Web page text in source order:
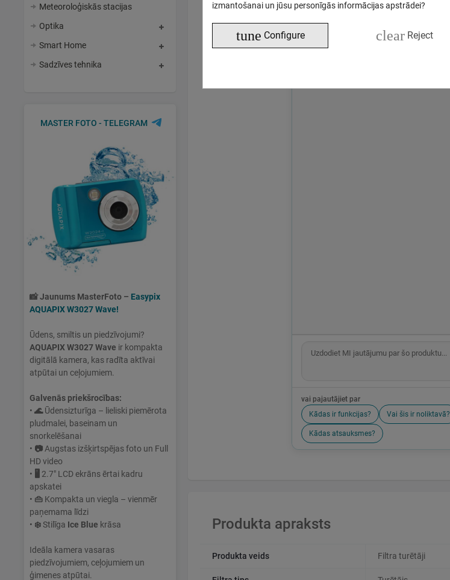
izmantošanai un jūsu personīgās informācijas apstrādei?
tune Configure clear Reject
Meteoroloģiskās stacijas
Optika
Smart Home
Sadzīves tehnika
MASTER FOTO - TELEGRAM
📸Jaunums MasterFoto – Easypix
AQUAPIX W3027 Wave!
Ūdens, smiltis un piedzīvojumi?
AQUAPIX W3027 Wave ir kompakta
digitālā kamera, kas radīta aktīvai
atpūtai un ceļojumiem.
Galvenās priekšrocības:
• 🌊Ūdensizturīga – lieliski piemērota
pludmalei, baseinam un
snorkelēšanai
• 📷 Augstas izšķirtspējas foto un Full
HD video
• 🖥 2.7" LCD ekrāns ērtai kadru
apskatei
• 👜 Kompakta un viegla – vienmēr
paņemama līdzi
• ❄️Stilīga Ice Blue krāsa
Ideāla kamera vasaras
piedzīvojumiem, ceļojumiem un
ģimenes atpūtai.
vai pajautājiet par
Kādas ir funkcijas?
Vai šis ir noliktavā?
Kādas atsauksmes?
Produkta apraksts
Produkta veids Filtra turētāji